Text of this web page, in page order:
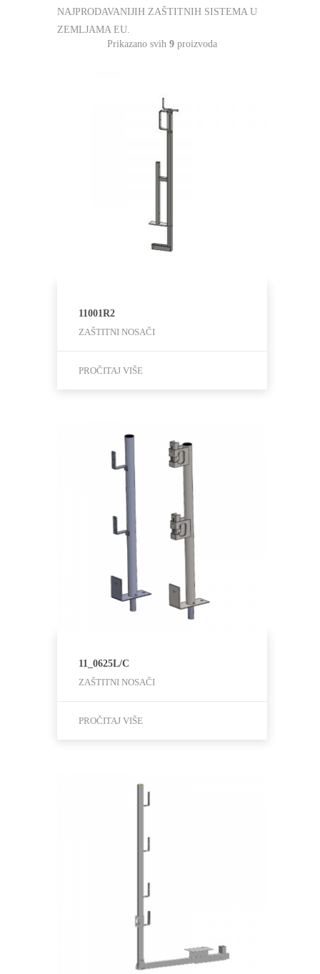
NAJPRODAVANIJIH ZAŠTITNIH SISTEMA U
ZEMLJAMA EU.
Prikazano svih 9 proizvoda
11001R2
ZAŠTITNI NOSAČI
PROČITAJ VIŠE
11_0625L/C
ZAŠTITNI NOSAČI
PROČITAJ VIŠE